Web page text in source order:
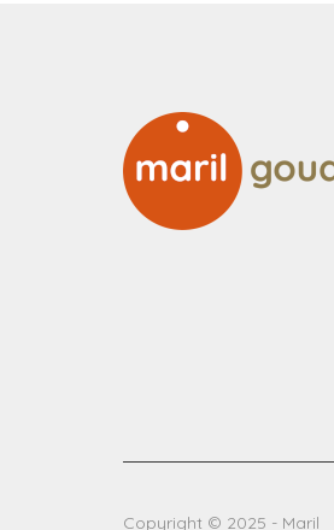
Copyright © 2025 - Maril